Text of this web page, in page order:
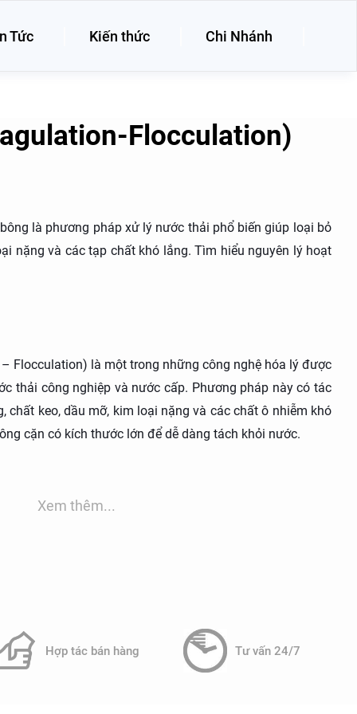
Tức Kiến thức Chi Nhánh
Flocculation)
là phương pháp xử lý nước thải phổ biến giúp loại bỏ
nặng và các tạp chất khó lắng. Tìm hiểu nguyên lý hoạt
Flocculation) là một trong những công nghệ hóa lý được
thải công nghiệp và nước cấp. Phương pháp này có tác
chất keo, dầu mỡ, kim loại nặng và các chất ô nhiễm khó
cặn có kích thước lớn để dễ dàng tách khỏi nước.
xử lý nước thải hiện đại.
đoạn chính là keo tụ và tạo bông.
thường mang điện tích cùng dấu nên đẩy nhau và khó
Xem thêm...
Hợp tác bán hàng Tư vấn 24/7